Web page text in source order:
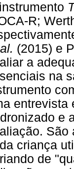
R;
(2015) e
a
na
entrevista
e
São
criança
de